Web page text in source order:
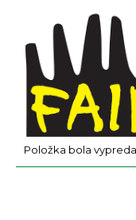
Položka bola
a
m